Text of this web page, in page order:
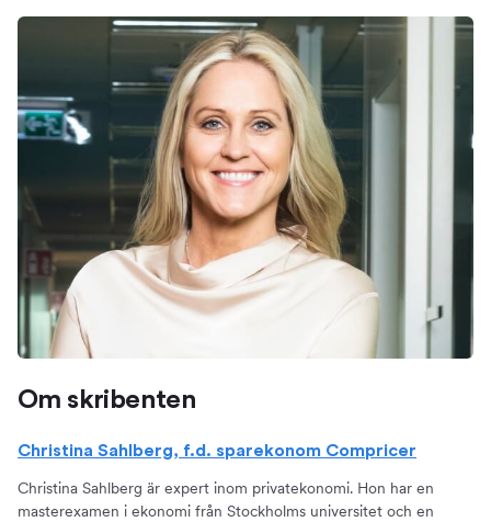
Om skribenten
Christina Sahlberg, f.d. sparekonom Compricer
Christina Sahlberg är expert inom privatekonomi. Hon har en
masterexamen i ekonomi från Stockholms universitet och en